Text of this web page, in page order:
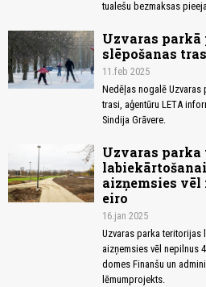
tualešu bezmaksas
Uzvaras
slēpošanas
11.feb 2025
Nedēļas nogalē
trasi, aģentūru LETA
Sindija Grāvere.
Uzvaras
aizņemsies
eiro
16.jan 2025
Uzvaras parka teritorijas
aizņemsies vēl nepilnus
domes Finanšu un
lēmumprojekts.